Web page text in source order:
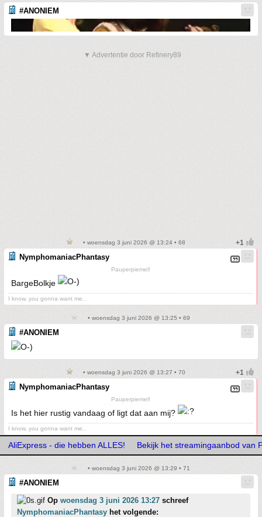
#ANONIEM
▼ Advertentie door Refinery89
• woensdag 3 juni 2026 @ 13:24 • 68
NymphomaniacPhantasy
Pauperpiemel!
BargeBolkje
I know, you gonna want me..
• woensdag 3 juni 2026 @ 13:25 • 69
#ANONIEM
• woensdag 3 juni 2026 @ 13:27 • 70
NymphomaniacPhantasy
Pauperpiemel!
Is het hier rustig vandaag of ligt dat aan mij?
I know, you gonna want me..
AliExpress - die hebben ALLES! Bekijk het streamingaanbod van
• woensdag 3 juni 2026 @ 13:29 • 71
#ANONIEM
Op woensdag 3 juni 2026 13:27 schreef
NymphomaniacPhantasy het volgende: